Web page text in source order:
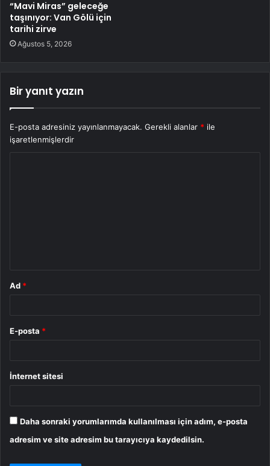
“Mavi Miras” geleceğe
taşınıyor: Van Gölü için
tarihi zirve
Ağustos 5, 2026
Bir yanıt yazın
E-posta adresiniz yayınlanmayacak. Gerekli alanlar * ile
işaretlenmişlerdir
Ad *
E-posta *
İnternet sitesi
Daha sonraki yorumlarımda kullanılması için adım, e-posta
adresim ve site adresim bu tarayıcıya kaydedilsin.